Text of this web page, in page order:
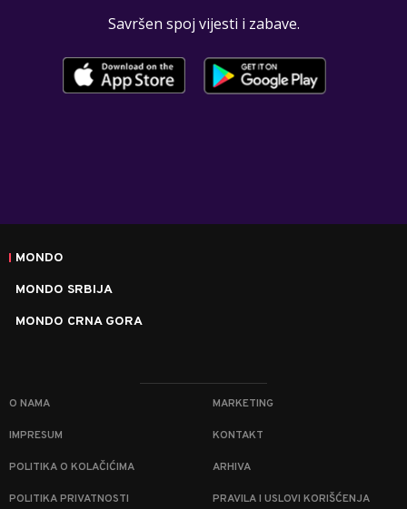
Savršen spoj vijesti i zabave.
MONDO
MONDO SRBIJA
MONDO CRNA GORA
O NAMA MARKETING
IMPRESUM KONTAKT
POLITIKA O KOLAČIĆIMA ARHIVA
POLITIKA PRIVATNOSTI PRAVILA I USLOVI KORIŠĆENJA